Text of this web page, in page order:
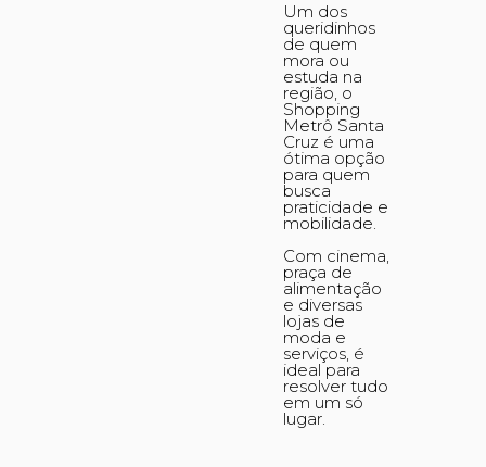
Um dos
queridinhos
de quem
mora ou
estuda na
região, o
Shopping
Metrô Santa
Cruz é uma
ótima opção
para quem
busca
praticidade e
mobilidade.
Com cinema,
praça de
alimentação
e diversas
lojas de
moda e
serviços, é
ideal para
resolver tudo
em um só
lugar.